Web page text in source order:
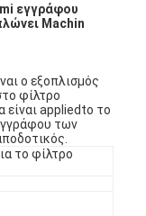
εγγράφου
Machin
ο εξοπλισμός
φίλτρο
είναι appliedto το
των
το φίλτρο